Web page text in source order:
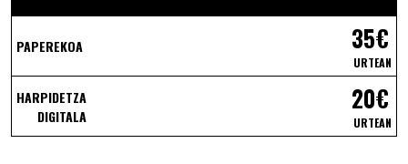
PAPEREKOA 35€
URTEAN
HARPIDETZA
DIGITALA
20€
URTEAN